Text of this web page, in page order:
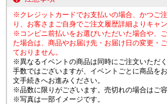
※クレジットカードでお支払いの場合、かつご
り、お客さまご自身でご注文履歴詳細よりキャ
※コンビニ前払いをお選びいただいた場合や、
た場合は、商品やお届け先・お届け日の変更・
ておりません。
※異なるイベントの商品は同時にご注文いただ
手数ではございますが、イベントごとに商品を
文手続きへお進みください。
※品数に限りがございます。売切れの場合はご容
※写真は一部イメージです。